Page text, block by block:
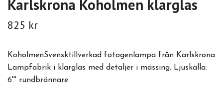
Karlskrona Koholmen klarglas
825 kr
KoholmenSvensktillverkad fotogenlampa från Karlskrona
Lampfabrik i klarglas med detaljer i mässing. Ljuskälla:
6''' rundbrännare.